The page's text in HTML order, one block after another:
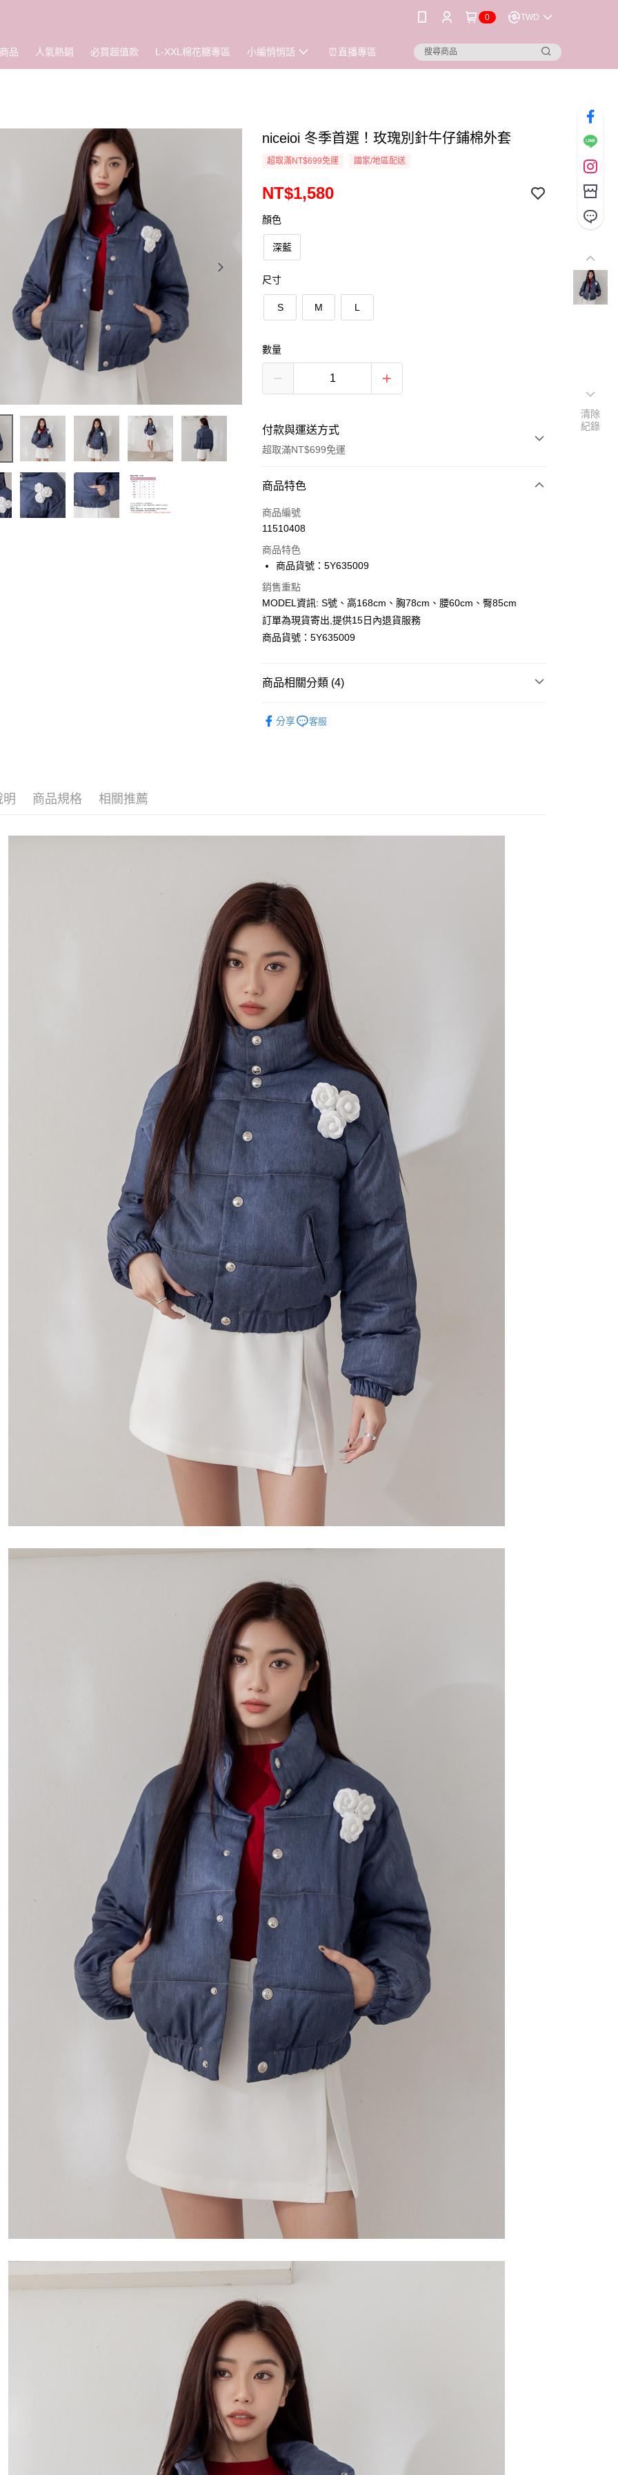
0 TWD
品 人氣熱銷 必買超值款 L-XXL棉花糖專區 小編悄悄話 ⏰直播專區
niceioi 冬季首選！玫瑰別針牛仔鋪棉外套
超取滿NT$699免運 國家/地區配送
NT$1,580
顏色
深藍
尺寸
S M L
數量
付款與運送方式
超取滿NT$699免運
付款方式
信用卡一次付款
LINE Pay
Apple Pay
全家取貨付款
付款後全家取貨
每筆NT$80，滿NT$699(含以上)免運費
每筆NT$120，滿NT$699(含以上)免運費
國家/地區配送
商品特色
商品編號
11510408
商品特色
商品貨號：5Y635009
銷售重點
MODEL資訊: S號、高168cm、胸78cm、腰60cm、臀85cm
訂單為現貨寄出,提供15日內退貨服務
商品貨號：5Y635009
商品相關分類 (4)
分享 客服
明 商品規格 相關推薦
清除
紀錄